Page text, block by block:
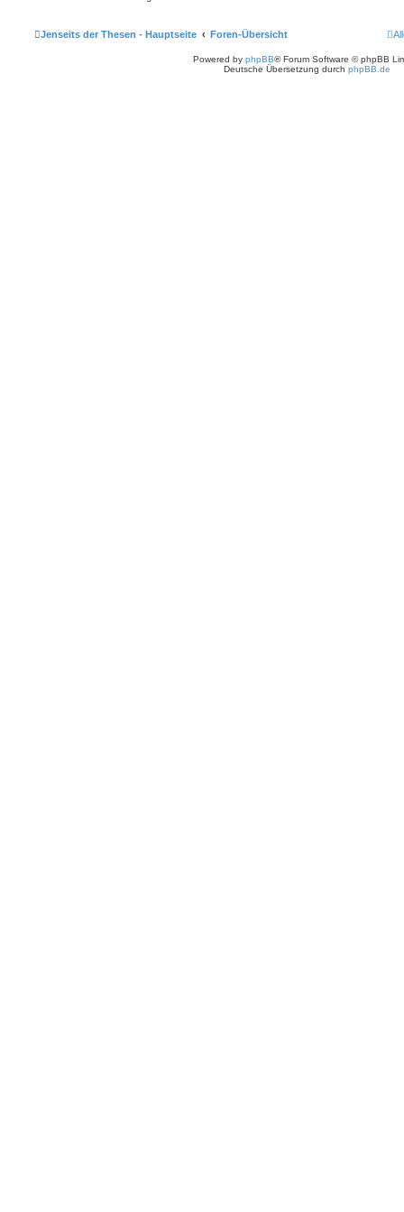
Jenseits der Thesen - Hauptseite Foren-Übersicht
Powered by phpBB® Forum Software © phpBB
Deutsche Übersetzung durch phpBB.de